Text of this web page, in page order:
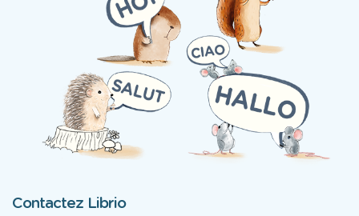
Contactez Librio